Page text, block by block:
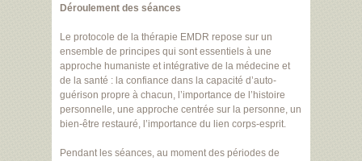
Déroulement des séances
Le protocole de la thérapie EMDR repose sur un
ensemble de principes qui sont essentiels à une
approche humaniste et intégrative de la médecine et
de la santé : la confiance dans la capacité d’auto-
guérison propre à chacun, l’importance de l’histoire
personnelle, une approche centrée sur la personne, un
bien-être restauré, l’importance du lien corps-esprit.
Pendant les séances, au moment des périodes de